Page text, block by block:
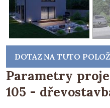
DOTAZ NA TUTO
Parametry
105 -